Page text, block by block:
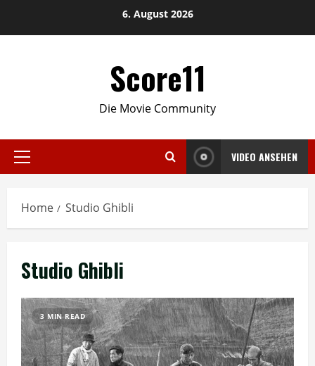
6. August 2026
Score11
Die Movie Community
Primary
VIDEO ANSEHEN
Home Studio Ghibli
Studio Ghibli
3 MIN READ